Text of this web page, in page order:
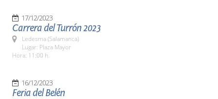
17/12/2023
Carrera del Turrón 2023
Ledesma (Salamanca)
Lugar: Plaza Mayor
Hora: 11:00 h.
16/12/2023
Feria del Belén